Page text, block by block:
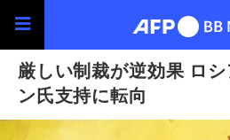
厳しい制裁が逆効果 ロ
ン氏支持に転向